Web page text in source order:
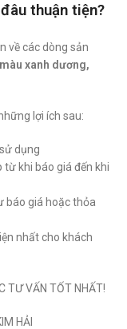
thuận tiện?
về các dòng sản
xanh dương,
lợi ích sau:
dụng
từ khi báo giá đến khi
báo giá hoặc thỏa
nhất cho khách
TƯ VẤN TỐT NHẤT!
HẢI